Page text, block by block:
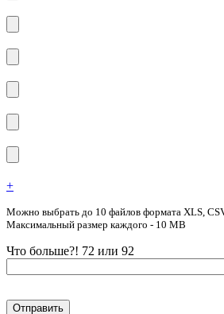
+
Можно выбрать до 10 файлов формата XLS,
Максимальный размер каждого - 10 MB
Что больше?! 72 или 92